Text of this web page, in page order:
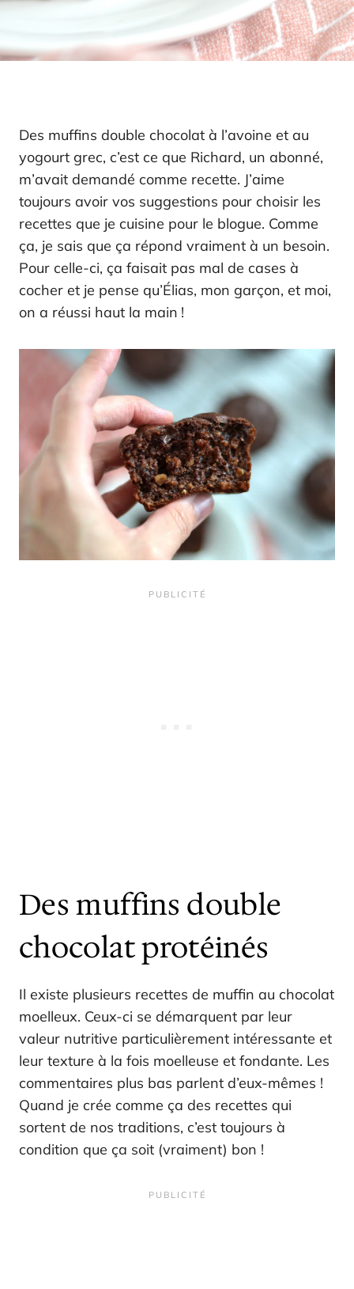
Des muffins double chocolat à l’avoine et au
yogourt grec, c’est ce que Richard, un abonné,
m’avait demandé comme recette. J’aime
toujours avoir vos suggestions pour choisir les
recettes que je cuisine pour le blogue. Comme
ça, je sais que ça répond vraiment à un besoin.
Pour celle-ci, ça faisait pas mal de cases à
cocher et je pense qu’Élias, mon garçon, et moi,
on a réussi haut la main !
Des muffins double
chocolat protéinés
Il existe plusieurs recettes de muffin au chocolat
moelleux. Ceux-ci se démarquent par leur
valeur nutritive particulièrement intéressante et
leur texture à la fois moelleuse et fondante. Les
commentaires plus bas parlent d’eux-mêmes !
Quand je crée comme ça des recettes qui
sortent de nos traditions, c’est toujours à
condition que ça soit (vraiment) bon !